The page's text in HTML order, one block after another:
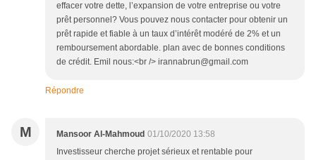
effacer votre dette, l’expansion de votre entreprise ou votre
prêt personnel? Vous pouvez nous contacter pour obtenir un
prêt rapide et fiable à un taux d’intérêt modéré de 2% et un
remboursement abordable. plan avec de bonnes conditions
de crédit. Emil nous:<br /> irannabrun@gmail.com
Répondre
M Mansoor Al-Mahmoud 01/10/2020 13:58
Investisseur cherche projet sérieux et rentable pour